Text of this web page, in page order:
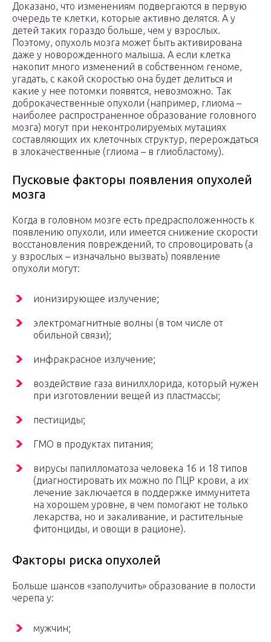
Доказано, что изменениям подвергаются в первую
очередь те клетки, которые активно делятся. А у
детей таких гораздо больше, чем у взрослых.
Поэтому, опухоль мозга может быть активирована
даже у новорожденного малыша. А если клетка
накопит много изменений в собственном геноме,
угадать, с какой скоростью она будет делиться и
какие у нее потомки появятся, невозможно. Так
доброкачественные опухоли (например, глиома –
наиболее распространенное образование головного
мозга) могут при неконтролируемых мутациях
составляющих их клеточных структур, перерождаться
в злокачественные (глиома – в глиобластому).
Пусковые факторы появления опухолей
мозга
Когда в головном мозге есть предрасположенность к
появлению опухоли, или имеется снижение скорости
восстановления повреждений, то спровоцировать (а
у взрослых – изначально вызвать) появление
опухоли могут:
ионизирующее излучение;
электромагнитные волны (в том числе от
обильной связи);
инфракрасное излучение;
воздействие газа винилхлорида, который нужен
при изготовлении вещей из пластмассы;
пестициды;
ГМО в продуктах питания;
вирусы папилломатоза человека 16 и 18 типов
(диагностировать их можно по ПЦР крови, а их
лечение заключается в поддержке иммунитета
на хорошем уровне, в чем помогают не только
лекарства, но и закаливание, и растительные
фитонциды, и овощи в рационе).
Факторы риска опухолей
Больше шансов «заполучить» образование в полости
черепа у:
мужчин;